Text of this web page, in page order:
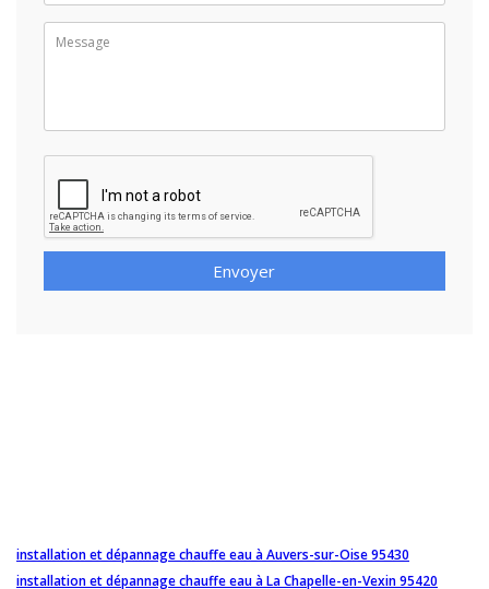
Envoyer
installation et dépannage chauffe eau à Auvers-sur-Oise 95430
installation et dépannage chauffe eau à La Chapelle-en-Vexin 95420